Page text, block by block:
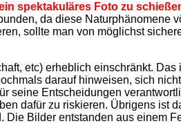
spektakuläres Foto zu
da diese
sollte man von möglichst
etc) erheblich einschränkt.
darauf hinweisen, sich
seine Entscheidungen
dafür zu riskieren. Übrigens ist
Bilder entstanden aus einem